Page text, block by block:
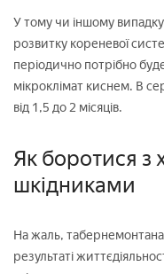
У тому чи іншому
розвитку кореневої
періодично потрібно
мікроклімат киснем. В
від 1,5 до 2 місяців.
Як боротися з
шкідниками
На жаль,
результаті